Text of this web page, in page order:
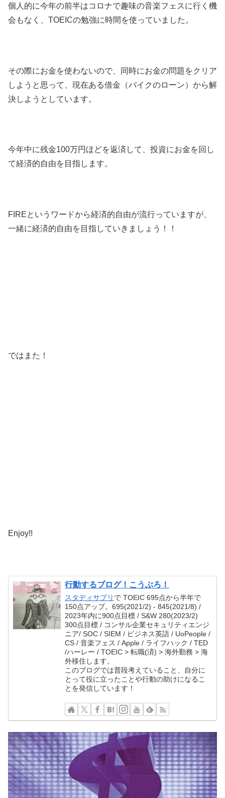
個人的に今年の前半はコロナで趣味の音楽フェスに行く機
会もなく、TOEICの勉強に時間を使っていました。
その際にお金を使わないので、同時にお金の問題をクリア
しようと思って、現在ある借金（バイクのローン）から解
決しようとしています。
今年中に残金100万円ほどを返済して、投資にお金を回し
て経済的自由を目指します。
FIREというワードから経済的自由が流行っていますが、
一緒に経済的自由を目指していきましょう！！
ではまた！
Enjoy!!
行動するブログ！こうぶろ！
スタディサプリ で TOEIC 695点から半年で
150点アップ。695(2021/2) - 845(2021/8) /
2023年内に900点目標 / S&W 280(2023/2)
300点目標 / コンサル企業セキュリティエンジ
ニア/ SOC / SIEM / ビジネス英語 / UoPeople /
CS / 音楽フェス / Apple / ライフハック / TED
/ハーレー / TOEIC > 転職(済) > 海外勤務 > 海
外移住します。
このブログでは普段考えていること、自分に
とって役に立ったことや行動の助けになるこ
とを発信しています！